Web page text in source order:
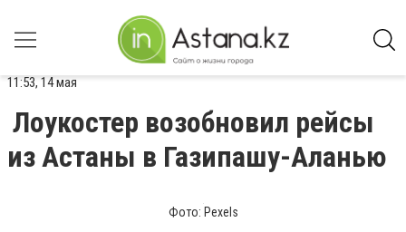
11:53, 14 мая
Лоукостер возобновил рейсы
из Астаны в Газипашу-Аланью
Фото: Pexels